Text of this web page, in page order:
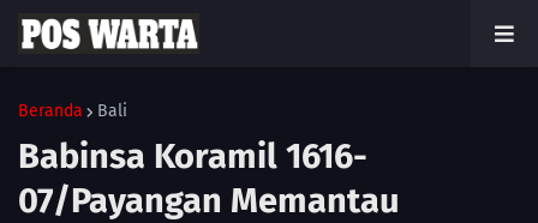
Beranda Bali
Babinsa Koramil 1616-
07/Payangan Memantau